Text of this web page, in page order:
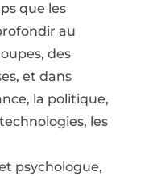
que les
au
des
et dans
la politique,
les
psychologue,